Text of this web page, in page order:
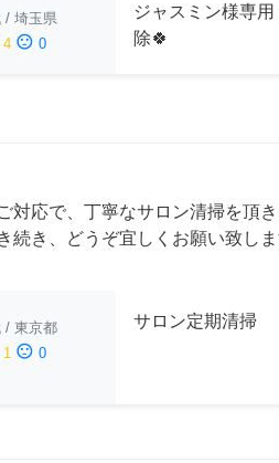
/ 埼玉県
4 sentiment_dissatisfied 0
ジャスミン様専
除🍀
対応で、丁寧なサロン清掃を頂
続き、どうぞ宜しくお願い致しま
/ 東京都
1 sentiment_dissatisfied 0
サロン定期清掃